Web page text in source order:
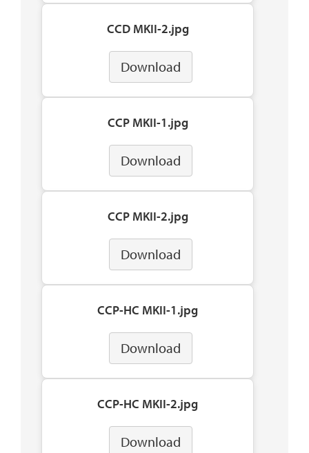
CCD MKII-2.jpg
Download
CCP MKII-1.jpg
Download
CCP MKII-2.jpg
Download
CCP-HC MKII-1.jpg
Download
CCP-HC MKII-2.jpg
Download